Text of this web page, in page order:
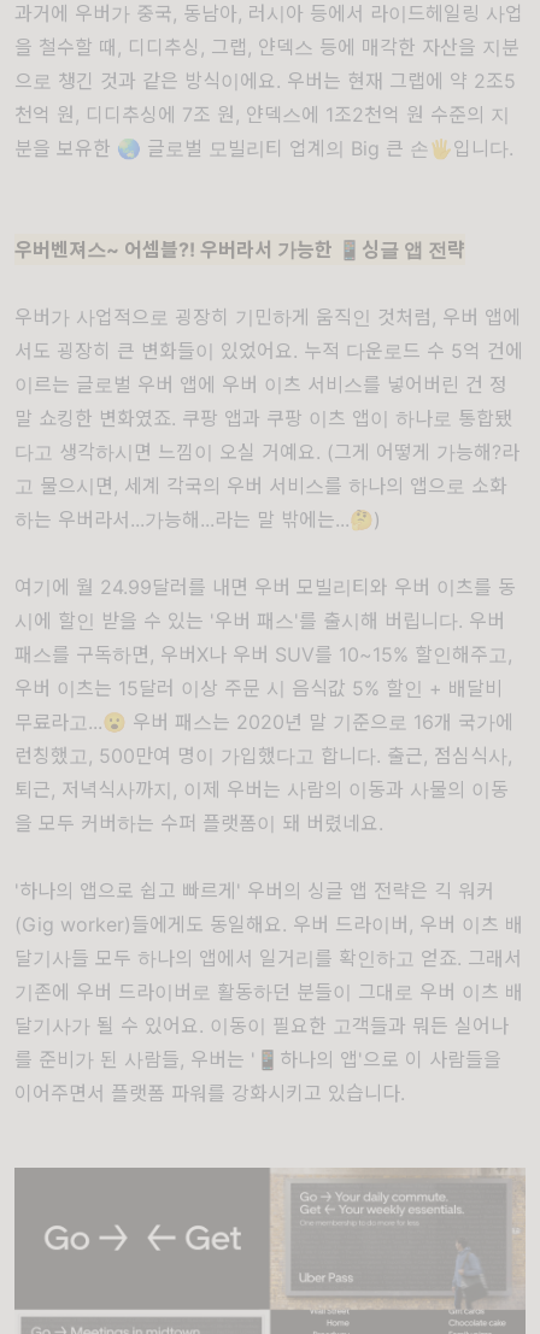
과거에 우버가 중국, 동남아, 러시아 등에서 라이드헤일링 사업
을 철수할 때, 디디추싱, 그랩, 얀덱스 등에 매각한 자산을 지분
으로 챙긴 것과 같은 방식이에요. 우버는 현재 그랩에 약 2조5
천억 원, 디디추싱에 7조 원, 얀덱스에 1조2천억 원 수준의 지
분을 보유한 🌏 글로벌 모빌리티 업계의 Big 큰 손🖐입니다.
우버벤져스~ 어셈블?! 우버라서 가능한 📱 싱글 앱 전략
우버가 사업적으로 굉장히 기민하게 움직인 것처럼, 우버 앱에
서도 굉장히 큰 변화들이 있었어요. 누적 다운로드 수 5억 건에
이르는 글로벌 우버 앱에 우버 이츠 서비스를 넣어버린 건 정
말 쇼킹한 변화였죠. 쿠팡 앱과 쿠팡 이츠 앱이 하나로 통합됐
다고 생각하시면 느낌이 오실 거예요. (그게 어떻게 가능해?라
고 물으시면, 세계 각국의 우버 서비스를 하나의 앱으로 소화
하는 우버라서...가능해...라는 말 밖에는...🤔)
여기에 월 24.99달러를 내면 우버 모빌리티와 우버 이츠를 동
시에 할인 받을 수 있는 '우버 패스'를 출시해 버립니다. 우버
패스를 구독하면, 우버X나 우버 SUV를 10~15% 할인해주고,
우버 이츠는 15달러 이상 주문 시 음식값 5% 할인 + 배달비
무료라고...😮 우버 패스는 2020년 말 기준으로 16개 국가에
런칭했고, 500만여 명이 가입했다고 합니다. 출근, 점심식사,
퇴근, 저녁식사까지, 이제 우버는 사람의 이동과 사물의 이동
을 모두 커버하는 수퍼 플랫폼이 돼 버렸네요.
'하나의 앱으로 쉽고 빠르게' 우버의 싱글 앱 전략은 긱 워커
(Gig worker)들에게도 동일해요. 우버 드라이버, 우버 이츠 배
달기사들 모두 하나의 앱에서 일거리를 확인하고 얻죠. 그래서
기존에 우버 드라이버로 활동하던 분들이 그대로 우버 이츠 배
달기사가 될 수 있어요. 이동이 필요한 고객들과 뭐든 실어나
를 준비가 된 사람들, 우버는 '📱하나의 앱'으로 이 사람들을
이어주면서 플랫폼 파워를 강화시키고 있습니다.